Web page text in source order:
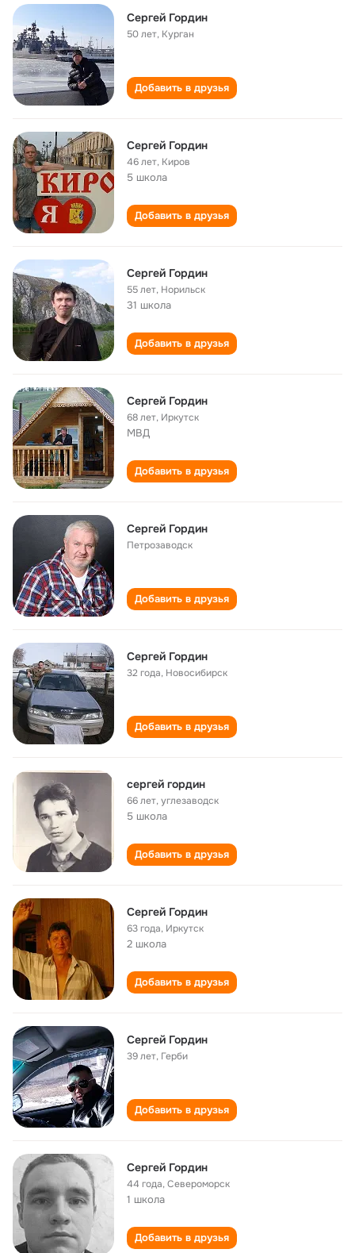
Сергей Гордин
50 лет, Курган
Добавить в друзья
Сергей Гордин
46 лет, Киров
5 школа
Добавить в друзья
Сергей Гордин
55 лет, Норильск
31 школа
Добавить в друзья
Сергей Гордин
68 лет, Иркутск
МВД
Добавить в друзья
Сергей Гордин
Петрозаводск
Добавить в друзья
Сергей Гордин
32 года, Новосибирск
Добавить в друзья
сергей гордин
66 лет,углезаводск
5 школа
Добавить в друзья
Сергей Гордин
63 года, Иркутск
2 школа
Добавить в друзья
Сергей Гордин
39 лет, Герби
Добавить в друзья
Сергей Гордин
44 года,Североморск
1 школа
Добавить в друзья